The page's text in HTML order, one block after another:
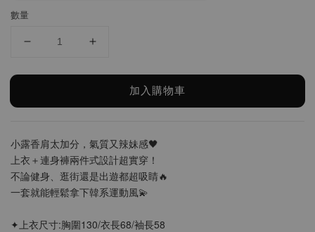
數量
加入購物車
小露香肩太加分，氣質又辣妹感🖤
上衣＋連身褲兩件式設計超實穿！
不論健身、逛街還是出遊都超吸睛🔥
一套就能輕鬆拿下韓系運動風💫
✦上衣尺寸:胸圍130/衣長68/袖長58